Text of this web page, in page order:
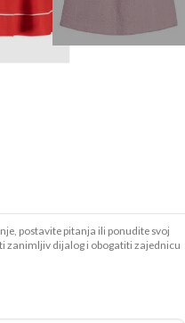
postavite pitanja ili ponudite svoj
zanimljiv dijalog i obogatiti zajednicu